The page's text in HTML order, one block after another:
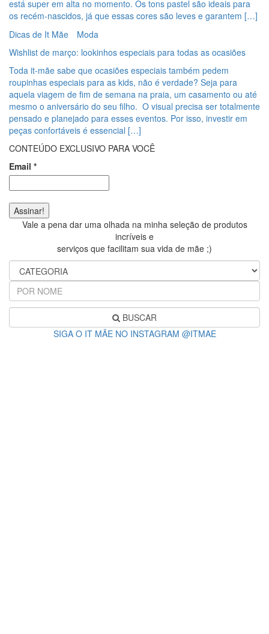
está super em alta no momento. Os tons pastel são ideais para
os recém-nascidos, já que essas cores são leves e garantem […]
Dicas de It Mãe
Moda
Wishlist de março: lookinhos especiais para todas as ocasiões
Toda it-mãe sabe que ocasiões especiais também pedem
roupinhas especiais para as kids, não é verdade? Seja para
aquela viagem de fim de semana na praia, um casamento ou até
mesmo o aniversário do seu filho. O visual precisa ser totalmente
pensado e planejado para esses eventos. Por isso, investir em
peças confortáveis é essencial […]
CONTEÚDO EXCLUSIVO PARA VOCÊ
Email *
Vale a pena dar uma olhada na minha seleção de produtos
incríveis e
serviços que facilitam sua vida de mãe ;)
BUSCAR
SIGA O IT MÃE NO INSTAGRAM @ITMAE